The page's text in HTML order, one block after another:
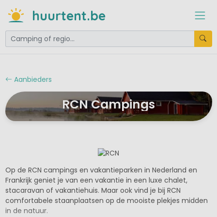
huurtent.be
Aanbieders
RCN Campings
Op de RCN campings en vakantieparken in Nederland en
Frankrijk geniet je van een vakantie in een luxe chalet,
stacaravan of vakantiehuis. Maar ook vind je bij RCN
comfortabele staanplaatsen op de mooiste plekjes midden
in de natuur.